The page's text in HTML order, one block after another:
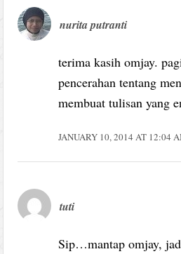
nurita putranti
terima kasih omjay.
pencerahan tentang
membuat tulisan yang
JANUARY 10, 2014 AT 12:04
tuti
Sip…mantap omjay,